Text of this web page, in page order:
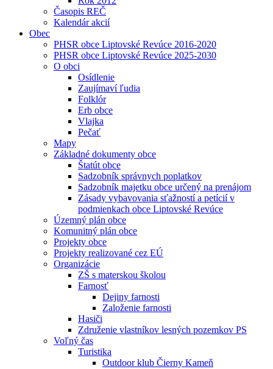
Časopis REČ
Kalendár akcií
Obec
PHSR obce Liptovské Revúce 2016-2020
PHSR obce Liptovské Revúce 2025-2030
O obci
Osídlenie
Zaujímaví ľudia
Folklór
Erb obce
Vlajka
Pečať
Mapy
Základné dokumenty obce
Štatút obce
Sadzobník správnych poplatkov
Sadzobník majetku obce určený na prenájom
Zásady vybavovania sťažností a petícií v
podmienkach obce Liptovské Revúce
Územný plán obce
Komunitný plán obce
Projekty obce
Projekty realizované cez EÚ
Organizácie
ZŠ s materskou školou
Farnosť
Dejiny farnosti
Založenie farnosti
Hasiči
Združenie vlastníkov lesných pozemkov PS
Voľný čas
Turistika
Outdoor klub Čierny Kameň